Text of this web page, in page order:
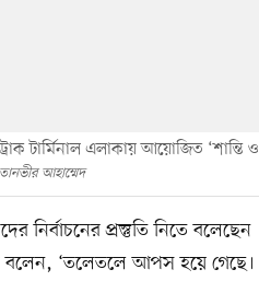
টার্মিনাল এলাকায় আয়োজিত ‘শান্তি ও
আহাম্মেদ
নির্বাচনের প্রস্তুতি নিতে বলেছেন
বলেন, ‘তলেতলে আপস হয়ে গেছে।